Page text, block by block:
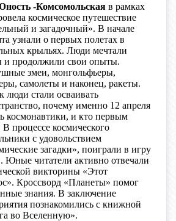
-Комсомольская в рамках
космическое путешествие
и загадочный». В начале
узнали о первых полетах в
крыльях. Люди мечтали
и продолжили свои опыты.
змеи, монгольфьеры,
самолеты и наконец, ракеты.
люди стали осваивать
почему именно 12 апреля
космонавтики, и кто первым
В процессе космического
с удовольствием
загадки», поиграли в игру
Юные читатели активно отвечали
викторины «Этот
Кроссворд «Планеты» помог
знания. В заключение
познакомились с книжной
во Вселенную».